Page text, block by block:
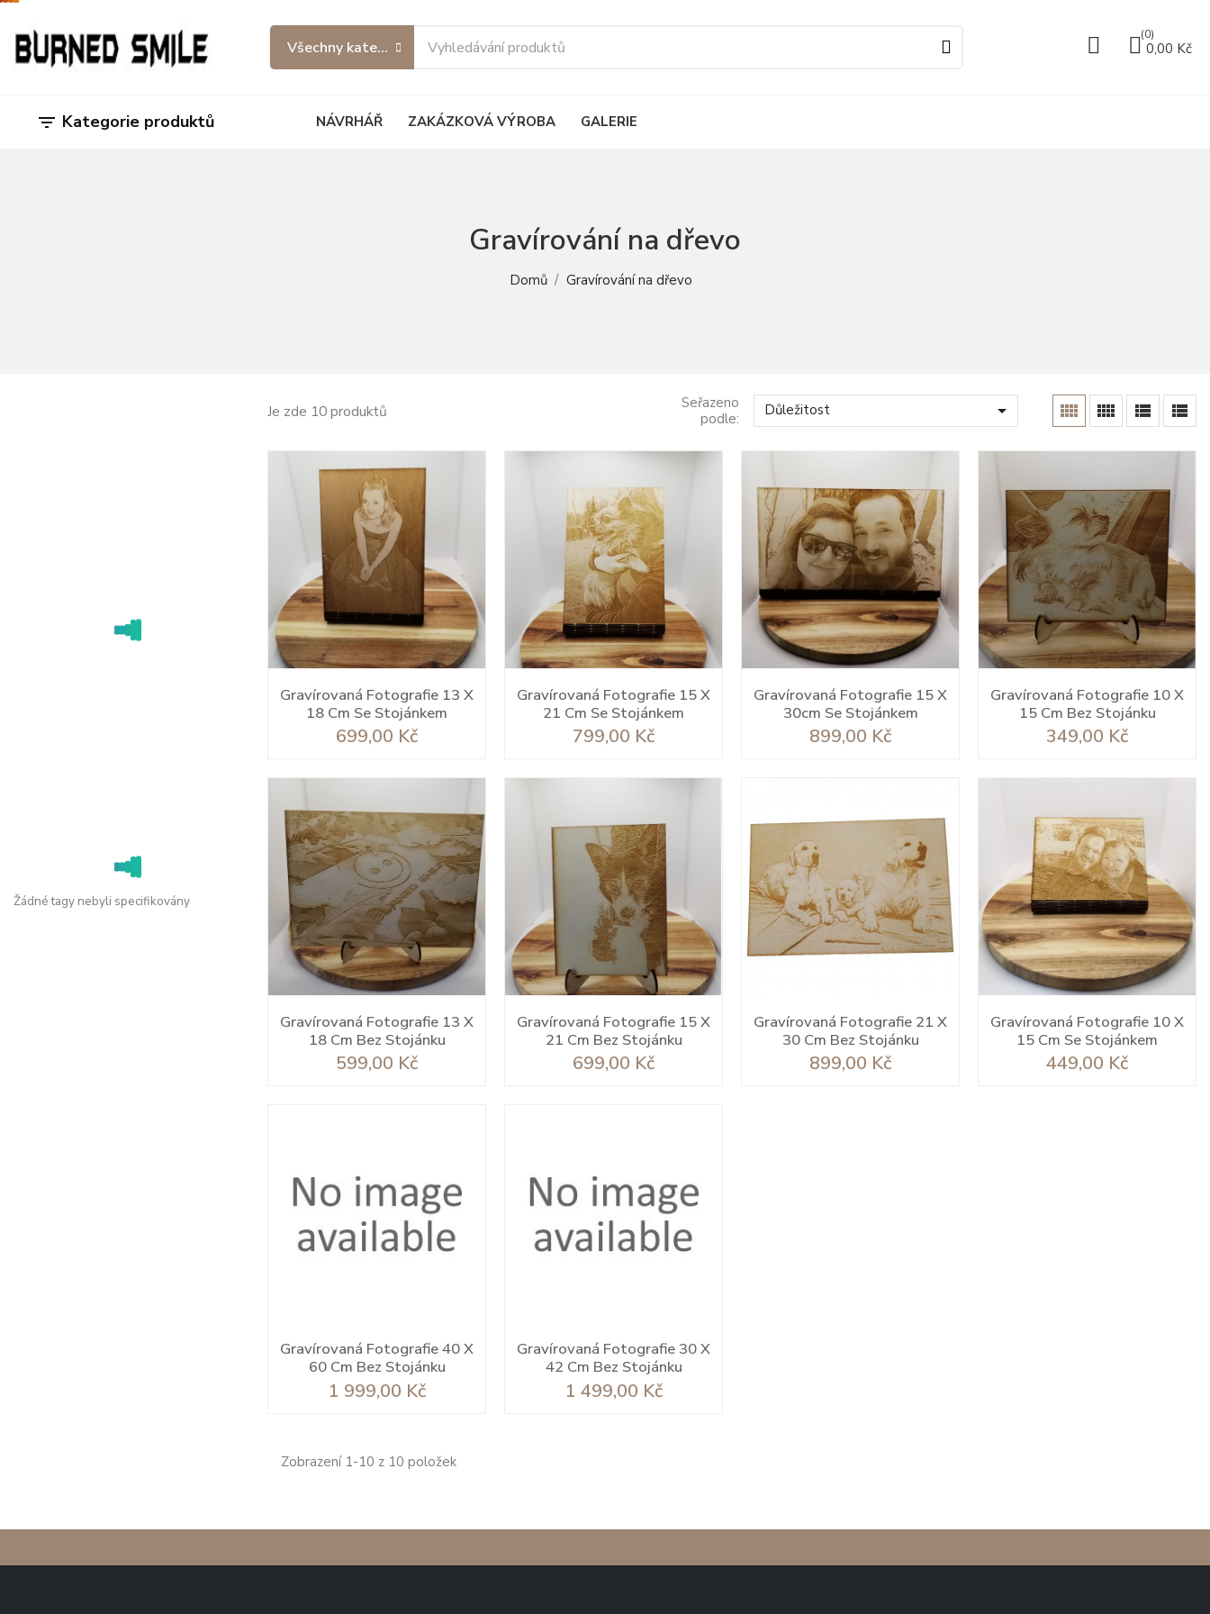
Všechny kategorie 0,00 Kč
(0)
 Kategorie produktů NÁVRHÁŘ ZAKÁZKOVÁ VÝROBA GALERIE
Gravírování na dřevo
Domů Gravírování na dřevo
Žádné tagy nebyli specifikovány
Je zde 10 produktů
Seřazeno
podle:
Důležitost     
Gravírovaná Fotografie 13 X
18 Cm Se Stojánkem
Cena
699,00 Kč
Gravírovaná Fotografie 15 X
21 Cm Se Stojánkem
Cena
799,00 Kč
Gravírovaná Fotografie 15 X
30cm Se Stojánkem
Cena
899,00 Kč
Gravírovaná Fotografie 10 X
15 Cm Bez Stojánku
Cena
349,00 Kč
Gravírovaná Fotografie 13 X
18 Cm Bez Stojánku
Cena
599,00 Kč
Gravírovaná Fotografie 15 X
21 Cm Bez Stojánku
Cena
699,00 Kč
Gravírovaná Fotografie 21 X
30 Cm Bez Stojánku
Cena
899,00 Kč
Gravírovaná Fotografie 10 X
15 Cm Se Stojánkem
Cena
449,00 Kč
Gravírovaná Fotografie 40 X
60 Cm Bez Stojánku
Cena
1 999,00 Kč
Gravírovaná Fotografie 30 X
42 Cm Bez Stojánku
Cena
1 499,00 Kč
Zobrazení 1-10 z 10 položek